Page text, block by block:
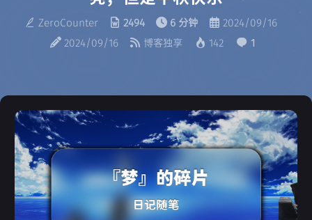
ZeroCounter 2494 6 分钟
2024/09/16
2024/09/16
博客独享 142 1